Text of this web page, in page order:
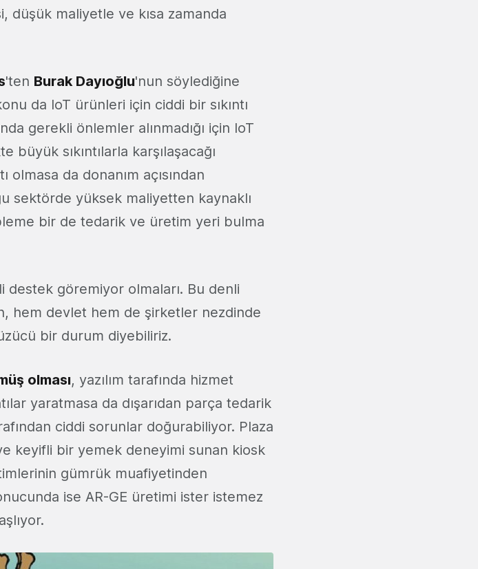
düşük maliyetle ve kısa zamanda
'ten Burak Dayıoğlu'nun söylediğine
da IoT ürünleri için ciddi bir sıkıntı
gerekli önlemler alınmadığı için IoT
sıkıntılarla karşılaşacağı
olmasa da donanım açısından
sektörde yüksek maliyetten kaynaklı
bir de tedarik ve üretim yeri bulma
destek göremiyor olmaları. Bu denli
hem devlet hem de şirketler nezdinde
bir durum diyebiliriz.
olması, yazılım tarafında hizmet
yaratmasa da dışarıdan parça tedarik
ciddi sorunlar doğurabiliyor. Plaza
keyifli bir yemek deneyimi sunan kiosk
gümrük muafiyetinden
ise AR-GE üretimi ister istemez